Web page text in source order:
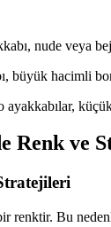
nude veya
büyük hacimli
Renk ve
renktir. Bu